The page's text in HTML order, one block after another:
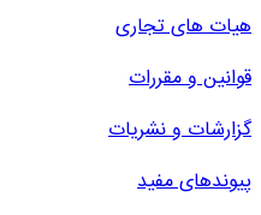
هیات های تجاری
قوانین و مقررات
گزارشات و نشریات
پیوندهای مفید